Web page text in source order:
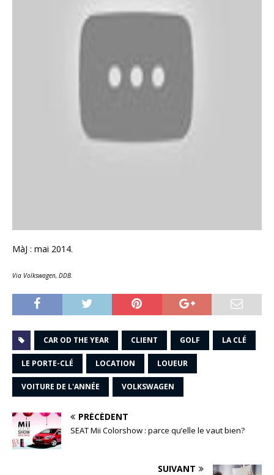
MàJ : mai 2014.
Via Volkswagen, DDB.
CAR OD THE YEAR CLIENT GOLF LA CLÉ
LE PORTE-CLÉ LOCATION LOUEUR
VOITURE DE L'ANNÉE VOLKSWAGEN
PRÉCÉDENT
SEAT Mii Colorshow : parce qu’elle le vaut bien?
SUIVANT